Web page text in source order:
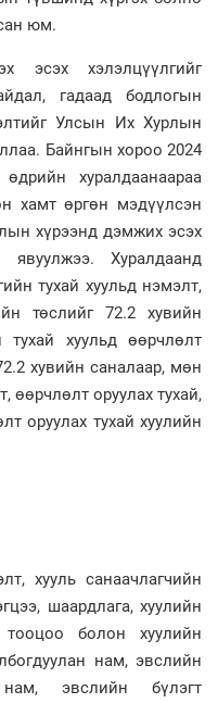
юм.
эсэх хэлэлцүүлгийг
гадаад бодлогын
Улсын Их Хурлын
Байнгын хороо 2024
хуралдаанаараа
хамт өргөн мэдүүлсэн
хүрээнд дэмжих эсэх
Хуралдаанд
тухай хуульд нэмэлт,
төслийг 72.2 хувийн
тухай хуульд өөрчлөлт
хувийн саналаар, мөн
өөрчлөлт оруулах тухай,
оруулах тухай хуулийн
хууль санаачлагчийн
шаардлага, хуулийн
болон хуулийн
нам, эвслийн
эвслийн бүлэгт